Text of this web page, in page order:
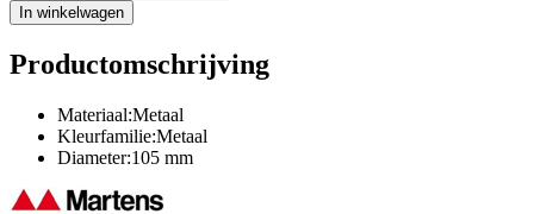
In winkelwagen
Productomschrijving
Materiaal:Metaal
Kleurfamilie:Metaal
Diameter:105 mm